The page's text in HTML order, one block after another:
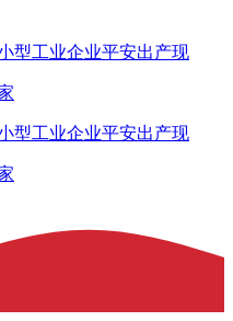
型工业企业平安出产现
型工业企业平安出产现